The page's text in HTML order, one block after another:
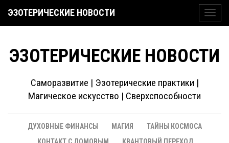
ЭЗОТЕРИЧЕСКИЕ НОВОСТИ
ЭЗОТЕРИЧЕСКИЕ НОВОСТИ
Саморазвитие | Эзотерические практики |
Магическое искусство | Сверхспособности
ДУХОВНЫЕ ФИНАНСЫ МАГИЯ
ТАЙНЫ КОСМОСА